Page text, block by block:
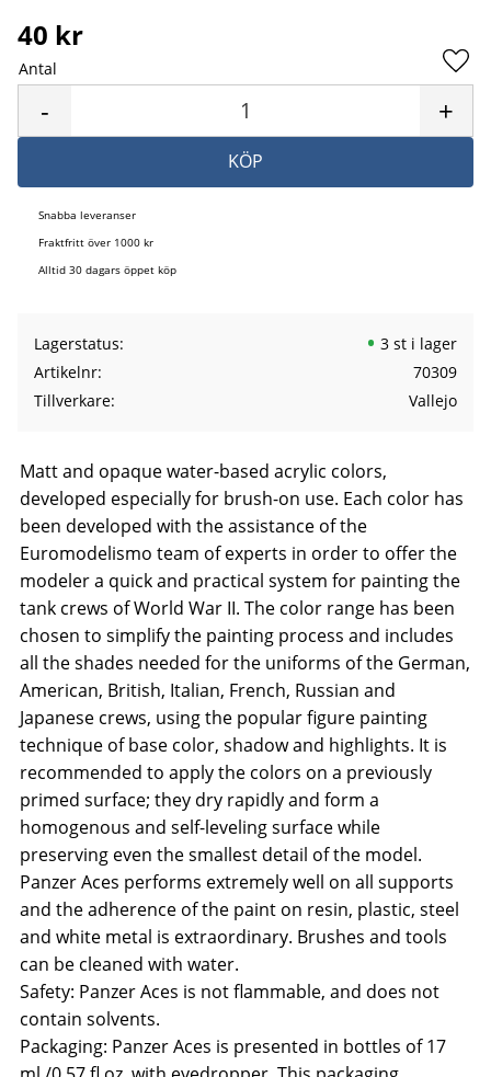
40 kr
Antal
+
-
KÖP
Snabba leveranser
Fraktfritt över 1000 kr
Alltid 30 dagars öppet köp
Lagerstatus
3 st i lager
Artikelnr
70309
Tillverkare
Vallejo
Matt and opaque water-based acrylic colors,
developed especially for brush-on use. Each color has
been developed with the assistance of the
Euromodelismo team of experts in order to offer the
modeler a quick and practical system for painting the
tank crews of World War II. The color range has been
chosen to simplify the painting process and includes
all the shades needed for the uniforms of the German,
American, British, Italian, French, Russian and
Japanese crews, using the popular figure painting
technique of base color, shadow and highlights. It is
recommended to apply the colors on a previously
primed surface; they dry rapidly and form a
homogenous and self-leveling surface while
preserving even the smallest detail of the model.
Panzer Aces performs extremely well on all supports
and the adherence of the paint on resin, plastic, steel
and white metal is extraordinary. Brushes and tools
can be cleaned with water.
Safety: Panzer Aces is not flammable, and does not
contain solvents.
Packaging: Panzer Aces is presented in bottles of 17